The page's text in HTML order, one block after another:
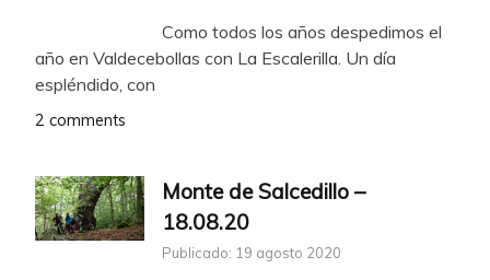
Como todos los años despedimos el
año en Valdecebollas con La Escalerilla. Un día
espléndido, con
2 comments
Monte de Salcedillo –
18.08.20
Publicado: 19 agosto 2020